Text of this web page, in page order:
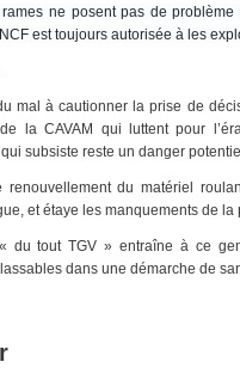
ne posent pas de
est toujours autorisée à les
mal à cautionner la prise de
la CAVAM qui luttent pour
subsiste reste un danger
renouvellement du matériel
et étaye les manquements de la
du tout TGV » entraîne à ce
dans une démarche de